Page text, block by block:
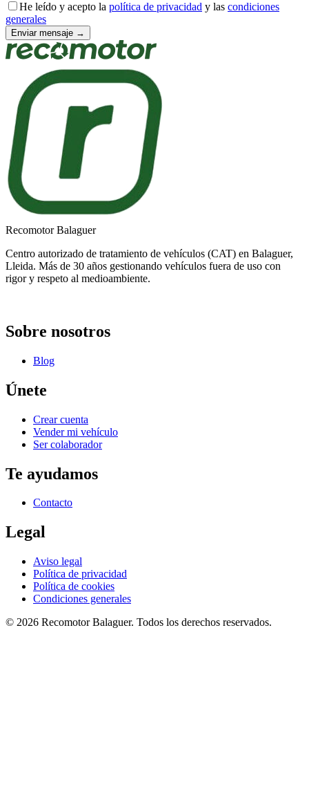
He leído y acepto la política de privacidad y las condiciones
generales
Enviar mensaje →
Recomotor Balaguer
Centro autorizado de tratamiento de vehículos (CAT) en Balaguer,
Lleida. Más de 30 años gestionando vehículos fuera de uso con
rigor y respeto al medioambiente.
Sobre nosotros
Blog
Únete
Crear cuenta
Vender mi vehículo
Ser colaborador
Te ayudamos
Contacto
Legal
Aviso legal
Política de privacidad
Política de cookies
Condiciones generales
© 2026 RecomotorBalaguer. Todos los derechos reservados.